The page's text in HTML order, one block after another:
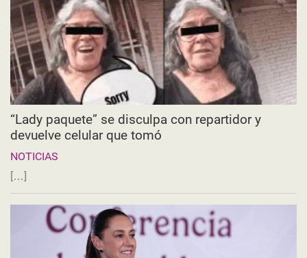
“Lady paquete” se disculpa con repartidor y
devuelve celular que tomó
NOTICIAS
[…]